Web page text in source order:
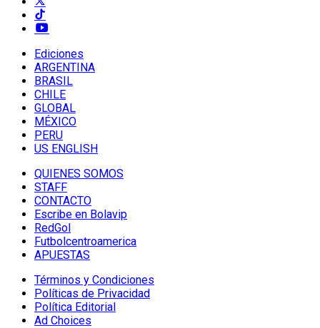
Ediciones
ARGENTINA
BRASIL
CHILE
GLOBAL
MÉXICO
PERU
US ENGLISH
QUIENES SOMOS
STAFF
CONTACTO
Escribe en Bolavip
RedGol
Futbolcentroamerica
APUESTAS
Términos y Condiciones
Políticas de Privacidad
Política Editorial
Ad Choices